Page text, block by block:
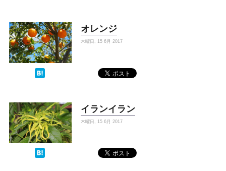
オレンジ
木曜日, 15 6月 2017
イランイラン
木曜日, 15 6月 2017